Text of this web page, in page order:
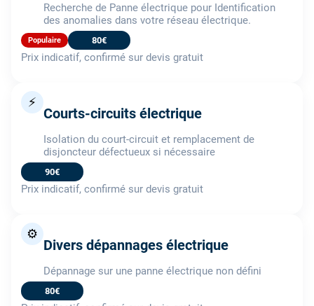
Recherche de Panne électrique pour Identification
des anomalies dans votre réseau électrique.
Populaire 80€
Prix indicatif, confirmé sur devis gratuit
⚡
Courts-circuits électrique
Isolation du court-circuit et remplacement de
disjoncteur défectueux si nécessaire
90€
Prix indicatif, confirmé sur devis gratuit
⚙️
Divers dépannages électrique
Dépannage sur une panne électrique non défini
80€